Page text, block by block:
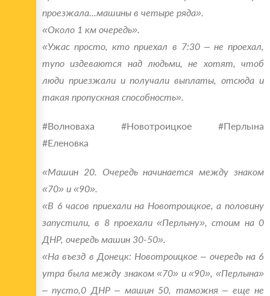
проезжала...машины в четыре ряда».
«Около 1 км очередь».
«Ужас просто, кто приехал в 7:30 ‒ не проехал,
тупо издеваются над людьми, не хотят, чтоб
люди приезжали и получали выплаты, отсюда и
такая пропускная способность».
#‎Волноваха #‎Новотроицкое #‎Перлына
#‎Еленовка
«Машин 20. Очередь начинается между знаком
«70» и «90».
«В 6 часов приехали на Новотроицкое, а половину
запустили, в 8 проехали «Перлыну», стоим на 0
ДНР, очередь машин 30-50».
«На въезд в Донецк: Новотроицкое ‒ очередь на 6
утра была между знаком «70» и «90», «Перлына»
‒ пусто,0 ДНР ‒ машин 50, таможня ‒ еще не